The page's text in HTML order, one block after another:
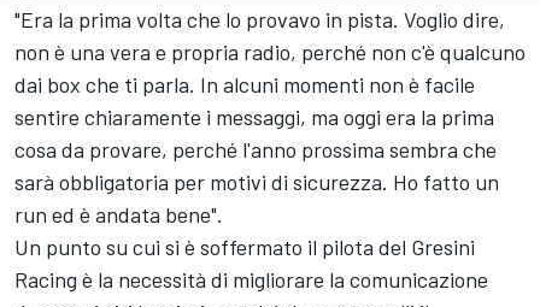
"Era la prima volta che lo provavo in pista. Voglio dire,
non è una vera e propria radio, perché non c'è qualcuno
dai box che ti parla. In alcuni momenti non è facile
sentire chiaramente i messaggi, ma oggi era la prima
cosa da provare, perché l'anno prossima sembra che
sarà obbligatoria per motivi di sicurezza. Ho fatto un
run ed è andata bene".
Un punto su cui si è soffermato il pilota del Gresini
Racing è la necessità di migliorare la comunicazione